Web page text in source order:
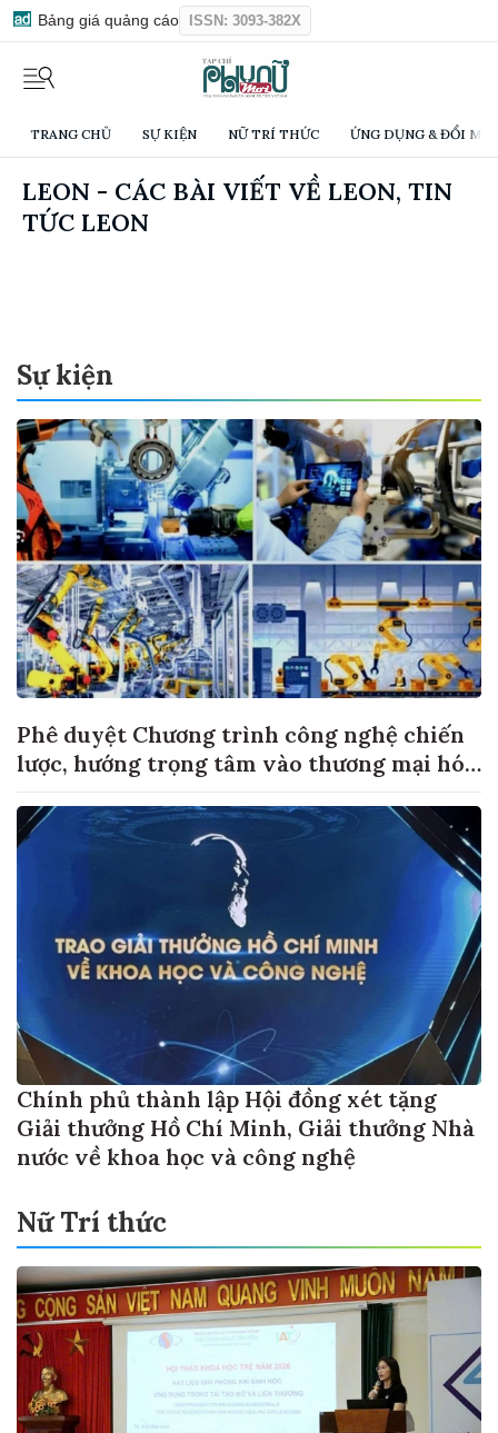
Bảng giá quảng cáo ISSN: 3093-382X
TRANG CHỦ SỰ KIỆN NỮ TRÍ THỨC ỨNG DỤNG & ĐỔI
LEON - CÁC BÀI VIẾT VỀ LEON, TIN
TỨC LEON
Sự kiện
Phê duyệt Chương trình công nghệ chiến
lược, hướng trọng tâm vào thương mại hóa
Chính phủ thành lập Hội đồng xét tặng
Giải thưởng Hồ Chí Minh, Giải thưởng Nhà
nước về khoa học và công nghệ
Nữ Trí thức